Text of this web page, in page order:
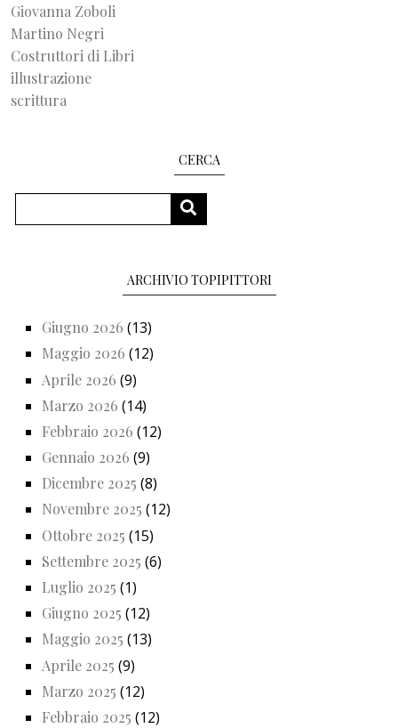
Giovanna Zoboli
Martino Negri
Costruttori di Libri
illustrazione
scrittura
CERCA
CERCA
ARCHIVIO TOPIPITTORI
Giugno 2026 (13)
Maggio 2026 (12)
Aprile 2026 (9)
Marzo 2026 (14)
Febbraio 2026 (12)
Gennaio 2026 (9)
Dicembre 2025 (8)
Novembre 2025 (12)
Ottobre 2025 (15)
Settembre 2025 (6)
Luglio 2025 (1)
Giugno 2025 (12)
Maggio 2025 (13)
Aprile 2025 (9)
Marzo 2025 (12)
Febbraio 2025 (12)